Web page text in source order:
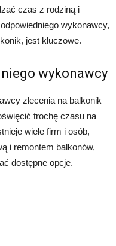
czas z rodziną i
wykonawcy,
jest kluczowe.
wykonawcy
zlecenia na balkonik
trochę czasu na
wiele firm i osób,
i remontem balkonów,
dostępne opcje.